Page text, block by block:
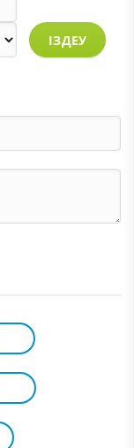
ІЗДЕУ